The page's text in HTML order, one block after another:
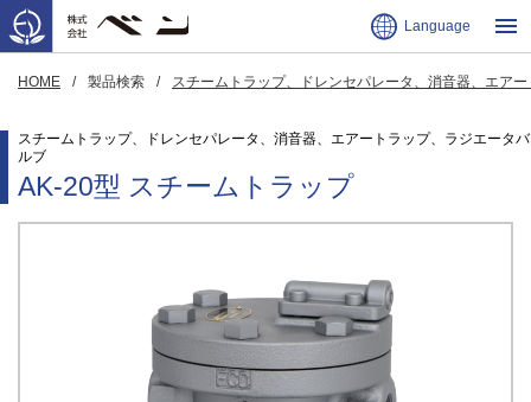
Language
HOME 製品検索 スチームトラップ、ドレンセパレータ、消音器、エア
スチームトラップ、ドレンセパレータ、消音器、エアートラップ、ラジエータバ
ルブ
AK-20型 スチームトラップ